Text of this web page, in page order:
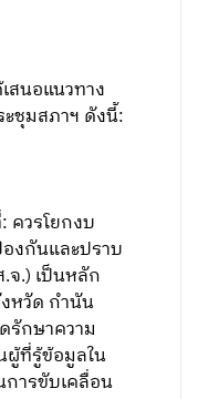
สนอแนวทาง
ชุมสภาฯ ดังนี้:
ควรโยกงบ
งกันและปราบ
จ.) เป็นหลัก
งหวัด กำนัน
กษาความ
ผู้ที่รู้ข้อมูลใน
ารขับเคลื่อน